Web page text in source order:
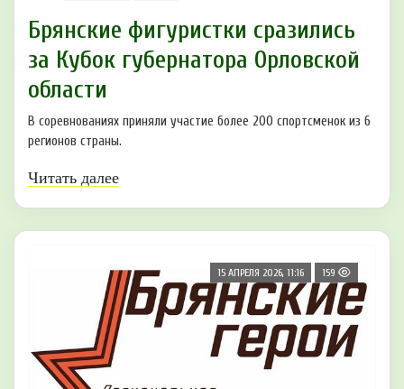
Брянские фигуристки сразились
за Кубок губернатора Орловской
области
В соревнованиях приняли участие более 200 спортсменок из 6
регионов страны.
Читать далее
15 АПРЕЛЯ 2026, 11:16 159